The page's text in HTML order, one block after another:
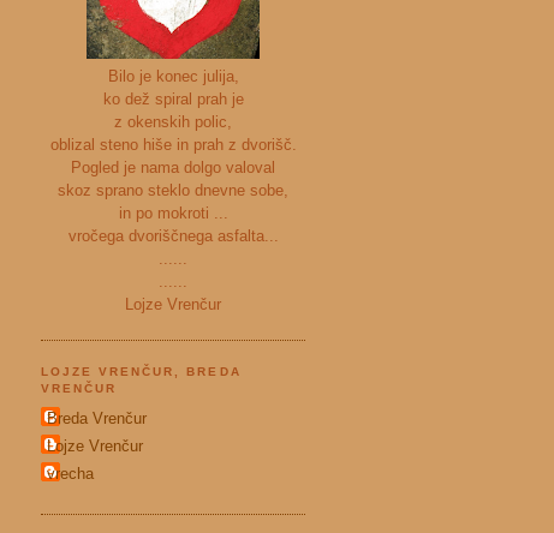
Bilo je konec julija,
ko dež spiral prah je
z okenskih polic,
oblizal steno hiše in prah z dvorišč.
Pogled je nama dolgo valoval
skoz sprano steklo dnevne sobe,
in po mokroti ...
vročega dvoriščnega asfalta...
......
......
Lojze Vrenčur
LOJZE VRENČUR, BREDA
VRENČUR
Breda Vrenčur
Lojze Vrenčur
vrecha